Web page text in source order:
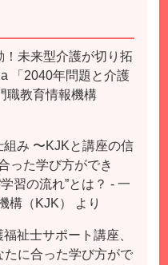
！未来型介護が切り拓
「2040年問題と介護
職教育情報機構
組み 〜KJKと講座の信
った学び方ができ
習の流れ”とは？ - 一
構（KJK）
より
祉士サポート講座、
たに合った学び方がで